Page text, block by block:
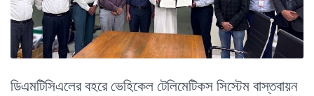
ডিএমটিসিএলের বহরে ভেহিকেল টেলিমেটিকস সিস্টেম বাস্তবায়ন